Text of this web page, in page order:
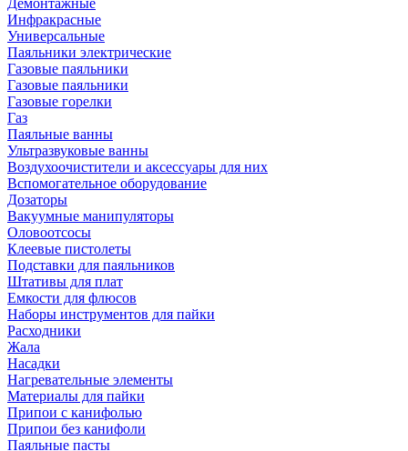
Демонтажные
Инфракрасные
Универсальные
Паяльники электрические
Газовые паяльники
Газовые паяльники
Газовые горелки
Газ
Паяльные ванны
Ультразвуковые ванны
Воздухоочистители и аксессуары для них
Вспомогательное оборудование
Дозаторы
Вакуумные манипуляторы
Оловоотсосы
Клеевые пистолеты
Подставки для паяльников
Штативы для плат
Емкости для флюсов
Наборы инструментов для пайки
Расходники
Жала
Насадки
Нагревательные элементы
Материалы для пайки
Припои с канифолью
Припои без канифоли
Паяльные пасты